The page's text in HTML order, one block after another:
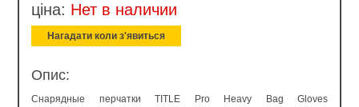
ціна: Нет в наличии
Нагадати коли з'явиться
Опис:
Снарядные перчатки TITLE Pro Heavy Bag Gloves